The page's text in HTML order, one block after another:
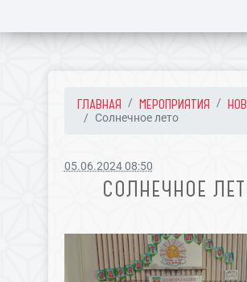
ГЛАВНАЯ МЕРОПРИЯТИЯ
Солнечное лето
05.06.2024 08:50
СОЛНЕЧНОЕ